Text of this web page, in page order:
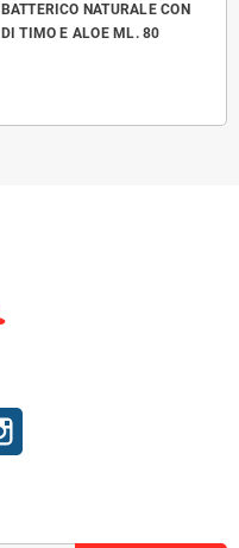
NATURALE CON
DI TIMO E ALOE ML. 80